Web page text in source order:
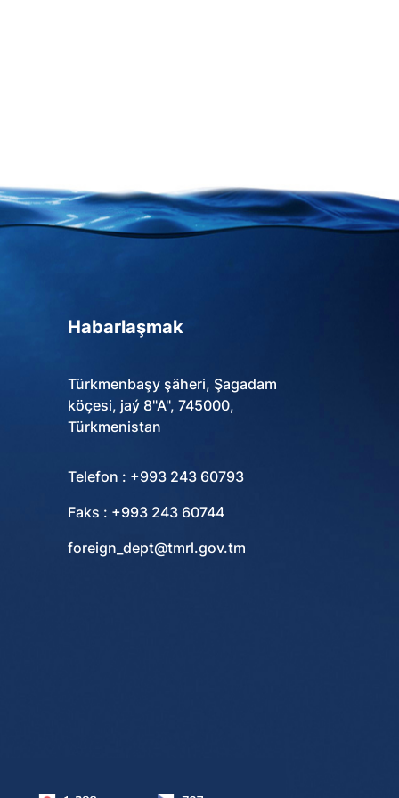
Habarlaşmak
Türkmenbaşy şäheri, Şagadam
köçesi, jaý 8"A", 745000,
Türkmenistan
Telefon : +993 243 60793
Faks : +993 243 60744
foreign_dept@tmrl.gov.tm